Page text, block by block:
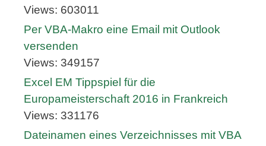
Views: 603011
Per VBA-Makro eine Email mit Outlook
versenden
Views: 349157
Excel EM Tippspiel für die
Europameisterschaft 2016 in Frankreich
Views: 331176
Dateinamen eines Verzeichnisses mit VBA